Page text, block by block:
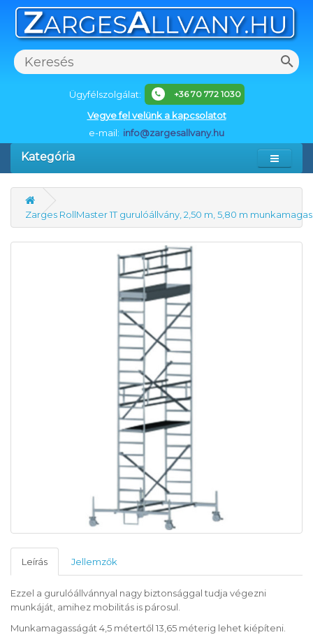
Ügyfélszolgálat: +36 70 772 1030
Vegye fel velünk a kapcsolatot
e-mail: info@zargesallvany.hu
Kategória
Zarges RollMaster 1T gurulóállvány, 2,50 m, 5,80 m
Leírás Jellemzők
Ezzel a gurulóállvánnyal nagy biztonsággal tudja végezni
munkáját, amihez mobilitás is párosul.
Munkamagasságát 4,5 métertől 13,65 méterig lehet kiépíteni.